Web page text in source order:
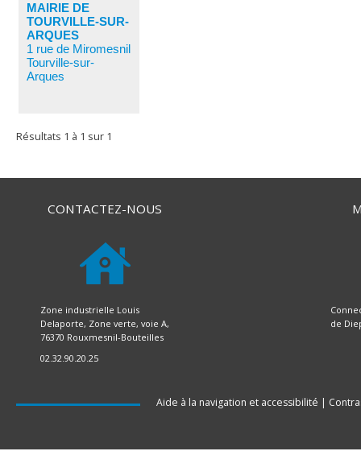
MAIRIE DE
TOURVILLE-SUR-
ARQUES
1 rue de Miromesnil
Tourville-sur-
Arques
Résultats 1 à 1 sur 1
CONTACTEZ-NOUS
Zone industrielle Louis
Delaporte, Zone verte, voie A,
76370 Rouxmesnil-Bouteilles
02.32.90.20.25
de
Aide à la navigation et accessibilité |